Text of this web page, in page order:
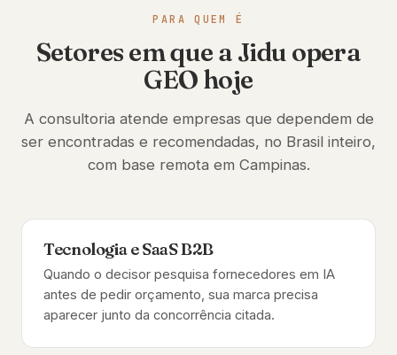
PARA QUEM É
Setores em que a Jidu opera
GEO hoje
A consultoria atende empresas que dependem de
ser encontradas e recomendadas, no Brasil inteiro,
com base remota em Campinas.
Tecnologia e SaaS B2B
Quando o decisor pesquisa fornecedores em IA
antes de pedir orçamento, sua marca precisa
aparecer junto da concorrência citada.